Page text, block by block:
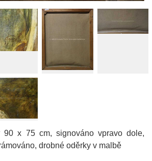
90 x 75 cm, signováno vpravo dole,
drobné oděrky v malbě